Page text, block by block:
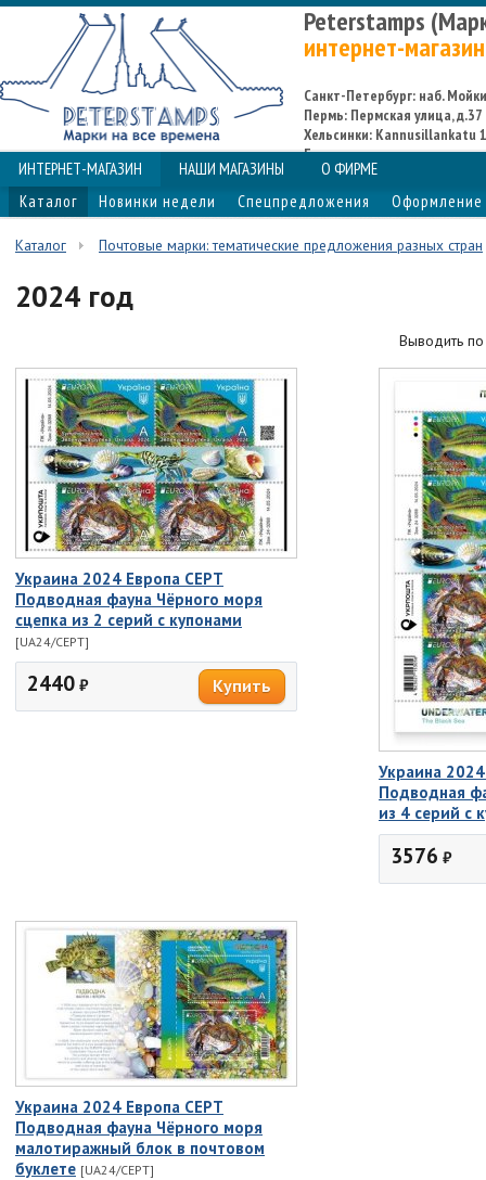
Peterstamps
интернет-магазин
Санкт-Петербург: наб.
Пермь: Пермская улица, д.37
Хельсинки: Kannusillankatu
Espoo
ИНТЕРНЕТ-МАГАЗИН НАШИ МАГАЗИНЫ
О ФИРМЕ
Каталог
Новинки недели Спецпредложения Оформление
Каталог Почтовые марки: тематические предложения разных стран
2024 год
Выводить
Украина 2024 Европа СЕРТ
Подводная фауна Чёрного моря
сцепка из 2 серий с купонами
[UA24/CEPT]
2440 ₽
Украина
Подводная
из 4 серий с
3576 ₽
Украина 2024 Европа СЕРТ
Подводная фауна Чёрного моря
малотиражный блок в почтовом
буклете [UA24/CEPT]